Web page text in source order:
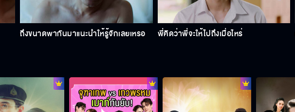
ถึงขนาดพากันมาแนะนําให้รู้จักเลยเหรอ พี่คิดว่าพี่จะให้ไปถึงเมื่อไหร่